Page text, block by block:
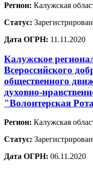
Регион: Калужская
Статус:
Дата ОГРН: 11.11.2020
Калужское
Всероссийского
общественного
духовно-
"Волонтерская
Регион: Калужская
Статус:
Дата ОГРН: 06.11.2020